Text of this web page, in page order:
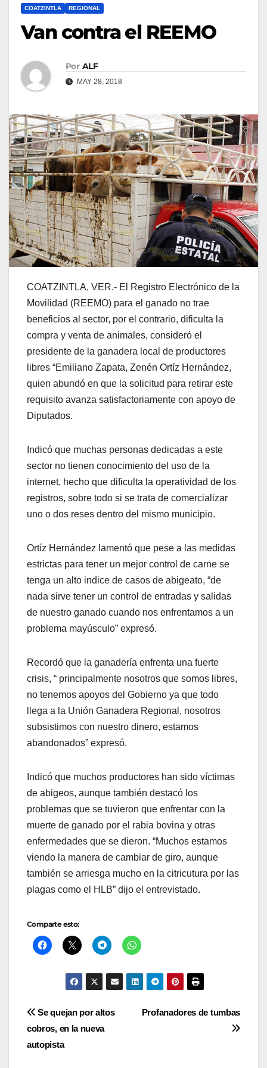
COATZINTLA REGIONAL
Van contra el REEMO
Por ALF
MAY 28, 2018
COATZINTLA, VER.- El Registro Electrónico de la
Movilidad (REEMO) para el ganado no trae
beneficios al sector, por el contrario, dificulta la
compra y venta de animales, consideró el
presidente de la ganadera local de productores
libres “Emiliano Zapata, Zenén Ortíz Hernández,
quien abundó en que la solicitud para retirar este
requisito avanza satisfactoriamente con apoyo de
Diputados.
Indicó que muchas personas dedicadas a este
sector no tienen conocimiento del uso de la
internet, hecho que dificulta la operatividad de los
registros, sobre todo si se trata de comercializar
uno o dos reses dentro del mismo municipio.
Ortíz Hernández lamentó que pese a las medidas
estrictas para tener un mejor control de carne se
tenga un alto indice de casos de abigeato, “de
nada sirve tener un control de entradas y salidas
de nuestro ganado cuando nos enfrentamos a un
problema mayúsculo” expresó.
Recordó que la ganadería enfrenta una fuerte
crisis, “ principalmente nosotros que somos libres,
no tenemos apoyos del Gobierno ya que todo
llega a la Unión Ganadera Regional, nosotros
subsistimos con nuestro dinero, estamos
abandonados” expresó.
Indicó que muchos productores han sido víctimas
de abigeos, aunque también destacó los
problemas que se tuvieron que enfrentar con la
muerte de ganado por el rabia bovina y otras
enfermedades que se dieron. “Muchos estamos
viendo la manera de cambiar de giro, aunque
también se arriesga mucho en la citricutura por las
plagas como el HLB” dijo el entrevistado.
Comparte esto:
Navegación
de
Profanadores de tumbas
Se quejan por altos
cobros, en la nueva
autopista